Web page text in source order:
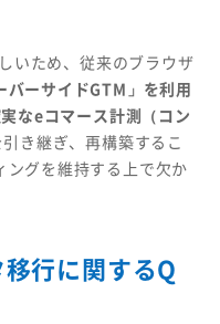
いため、従来のブラウザ
バーサイドGTM」を利用
なeコマース計測（コン
き継ぎ、再構築するこ
ングを維持する上で欠か
行に関するQ